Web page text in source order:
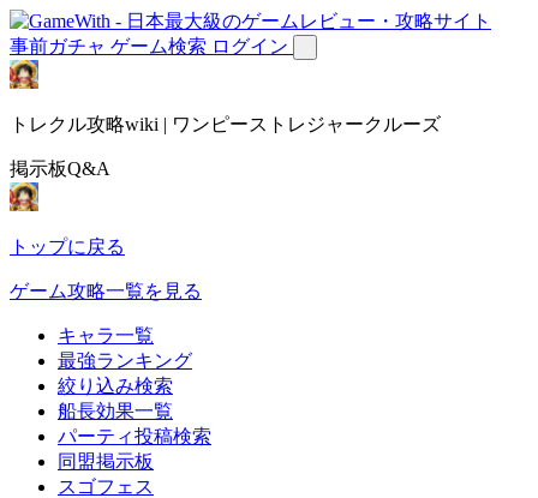
事前ガチャ ゲーム検索 ログイン
トレクル攻略wiki | ワンピーストレジャークルーズ
掲示板Q&A
トップに戻る
ゲーム攻略一覧を見る
キャラ一覧
最強ランキング
絞り込み検索
船長効果一覧
パーティ投稿検索
同盟掲示板
スゴフェス